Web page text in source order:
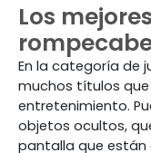
Los
En la categoría de
muchos títulos
entretenimiento.
objetos ocultos,
pantalla que están